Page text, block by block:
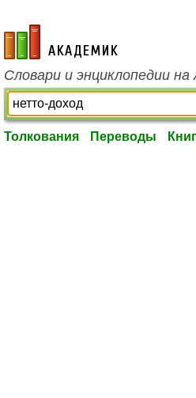
academic.ru
Словари и энциклопедии на
Толкования Переводы